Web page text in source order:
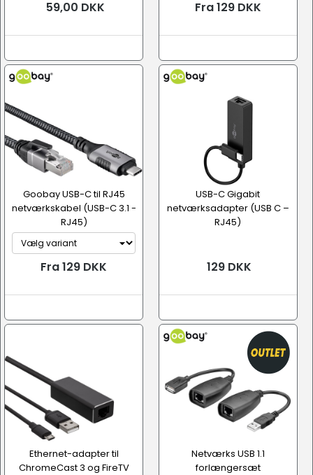
59,00 DKK Fra 129 DKK
Goobay USB-C til RJ45
netværkskabel (USB-C 3.1 -
RJ45)
Fra 129 DKK
USB-C Gigabit
netværksadapter (USB C –
RJ45)
129 DKK
Ethernet-adapter til
ChromeCast 3 og FireTV
Netværks USB 1.1
forlængersæt